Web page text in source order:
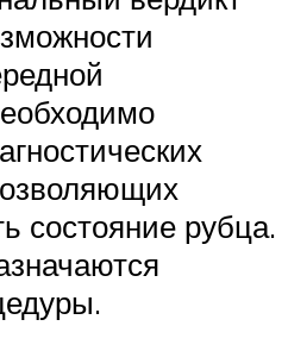
состояние рубца.